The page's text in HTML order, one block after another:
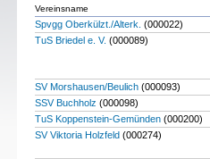
Vereinsname
Spvgg Oberkülzt./Alterk. (000022)
TuS Briedel e. V. (000089)
SV Morshausen/Beulich (000093)
SSV Buchholz (000098)
TuS Koppenstein-Gemünden (000200)
SV Viktoria Holzfeld (000274)